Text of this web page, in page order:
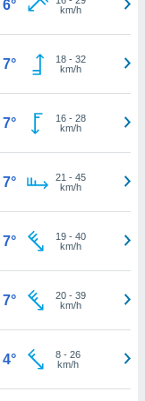
6°
km/h
7° 18- 32
km/h
7° 16- 28
km/h
7° 21 - 45
km/h
7° 19- 40
km/h
7° 20- 39
km/h
4° 8- 26
km/h